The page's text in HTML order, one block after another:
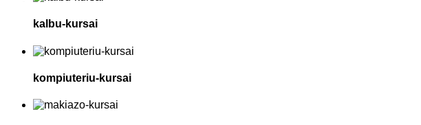
kalbu-kursai
kompiuteriu-kursai